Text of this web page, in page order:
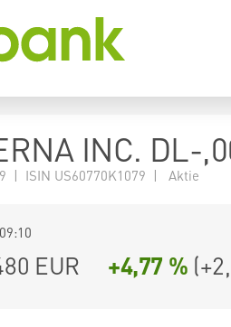
INC. DL-
| ISIN US60770K1079 | Aktie
EUR +4,77 % (